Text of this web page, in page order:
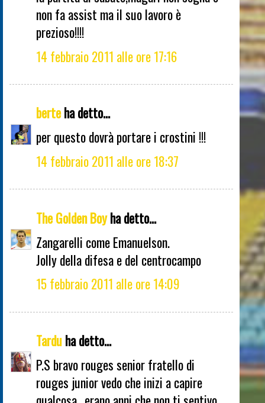
non fa assist ma il suo lavoro è
prezioso!!!!
14 febbraio 2011 alle ore 17:16
berteha detto...
per questo dovrà portare i crostini !!!
14 febbraio 2011 alle ore 18:37
The Golden Boyha detto...
Zangarelli come Emanuelson.
Jolly della difesa e del centrocampo
15 febbraio 2011 alle ore 14:09
Tarduha detto...
P.S bravo rouges senior fratello di
rouges junior vedo che inizi a capire